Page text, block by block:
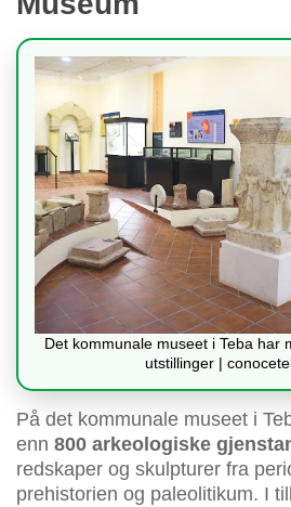
Det kommunale museet i Teba har
utstillinger |
På det kommunale museet i
enn 800 arkeologiske
redskaper og skulpturer fra
prehistorien og paleolitikum. I